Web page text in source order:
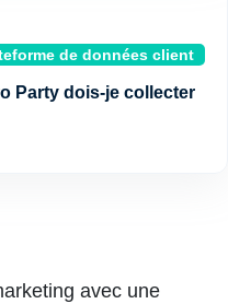
de données client
Party dois-je collecter
avec une